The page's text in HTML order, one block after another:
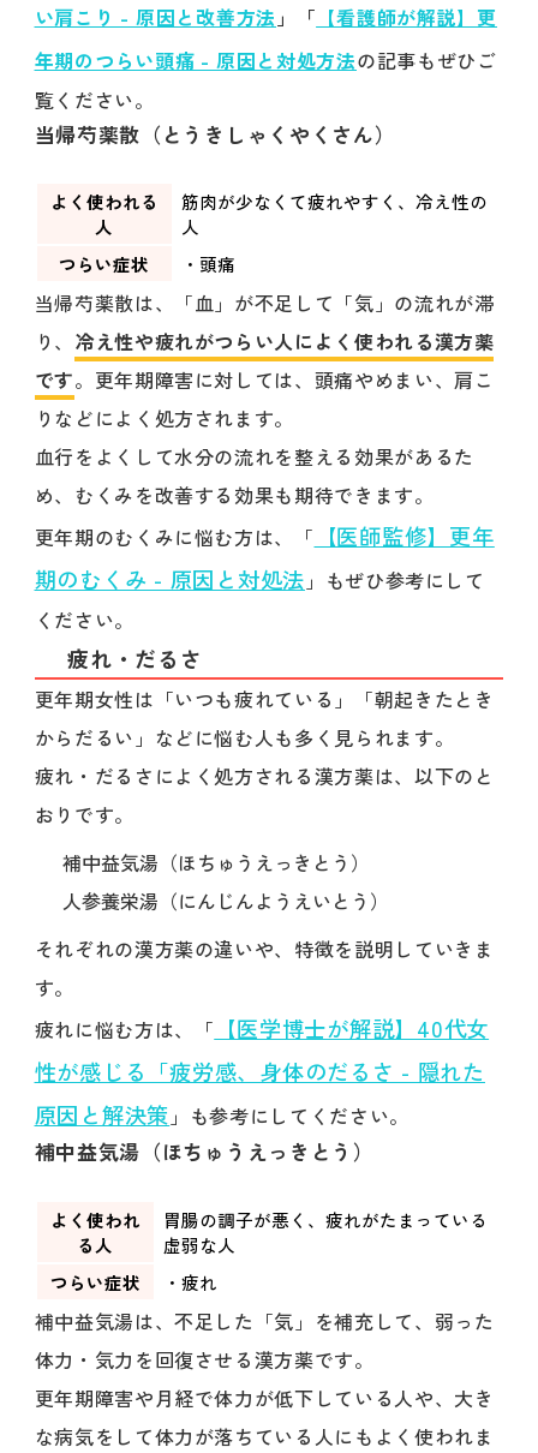
い肩こり - 原因と改善方法 」「 【看護師が解説】更
年期のつらい頭痛 - 原因と対処方法の記事もぜひご
覧ください。
当帰芍薬散（とうきしゃくやくさん）
よく使われる
人
筋肉が少なくて疲れやすく、冷え性の
人
つらい症状
・頭痛
当帰芍薬散は、「血」が不足して「気」の流れが滞
り、 冷え性や疲れがつらい人によく使われる漢方薬
です。更年期障害に対しては、頭痛やめまい、肩こ
りなどによく処方されます。
血行をよくして水分の流れを整える効果があるた
め、むくみを改善する効果も期待できます。
更年期のむくみに悩む方は、「
【医師監修】更年
期のむくみ - 原因と対処法 」もぜひ参考にして
ください。
疲れ・だるさ
更年期女性は「いつも疲れている」「朝起きたとき
からだるい」などに悩む人も多く見られます。
疲れ・だるさによく処方される漢方薬は、以下のと
おりです。
補中益気湯（ほちゅうえっきとう）
人参養栄湯（にんじんようえいとう）
それぞれの漢方薬の違いや、特徴を説明していきま
す。
疲れに悩む方は、「 【医学博士が解説】40代女
性が感じる「疲労感、身体のだるさ - 隠れた
原因と解決策 」も参考にしてください。
補中益気湯（ほちゅうえっきとう）
よく使われ
る人
胃腸の調子が悪く、疲れがたまっている
虚弱な人
つらい症状
・疲れ
補中益気湯は、不足した「気」を補充して、弱った
体力・気力を回復させる漢方薬です。
更年期障害や月経で体力が低下している人や、大き
な病気をして体力が落ちている人にもよく使われま